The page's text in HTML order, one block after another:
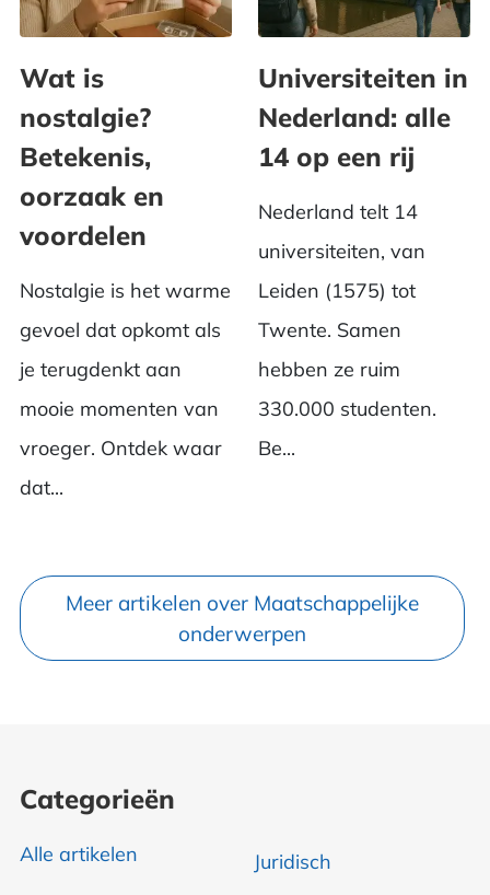
Wat is
nostalgie?
Betekenis,
oorzaak en
voordelen
Nostalgie is het warme
gevoel dat opkomt als
je terugdenkt aan
mooie momenten van
vroeger. Ontdek waar
dat...
Universiteiten in
Nederland: alle
14 op een rij
Nederland telt 14
universiteiten, van
Leiden (1575) tot
Twente. Samen
hebben ze ruim
330.000 studenten.
Be...
Meer artikelen over Maatschappelijke
onderwerpen
Categorieën
Alle artikelen Juridisch